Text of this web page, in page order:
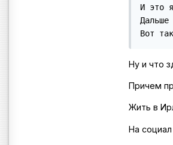
И это
Вот
Ну и что
Причем
Жить в
На